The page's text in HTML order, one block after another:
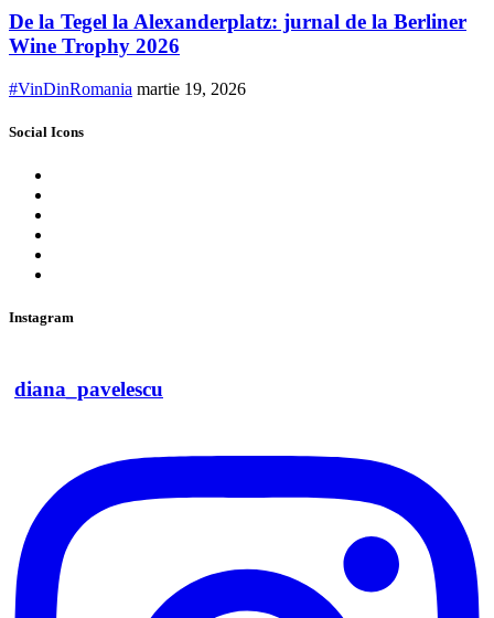
De la Tegel la Alexanderplatz: jurnal de la Berliner
Wine Trophy 2026
#VinDinRomania martie 19, 2026
Social Icons
Instagram
diana_pavelescu